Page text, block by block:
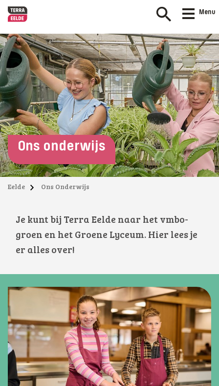
Menu
Ons onderwijs
Eelde Ons Onderwijs
Je kunt bij Terra Eelde naar het vmbo-
groen en het Groene Lyceum. Hier lees je
er alles over!